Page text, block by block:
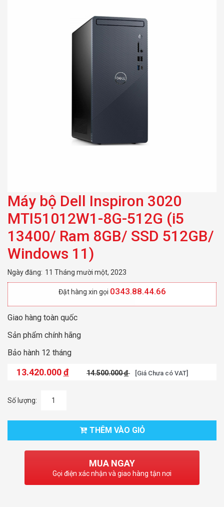
Ram 8GB/ SSD 512GB/
Windows 11)
Máy bộ Dell Inspiron 3020
MTI51012W1-8G-512G (i5
13400/ Ram 8GB/ SSD 512GB/
Windows 11)
Ngày đăng: 11 Tháng mười một, 2023
Đặt hàng xin gọi 0343.88.44.66
Giao hàng toàn quốc
Sản phẩm chính hãng
Bảo hành 12 tháng
13.420.000đ 14.500.000đ [Giá Chưa có VAT]
Số lượng:
THÊM VÀO GIỎ
MUA NGAY
Gọi điện xác nhận và giao hàng tận nơi